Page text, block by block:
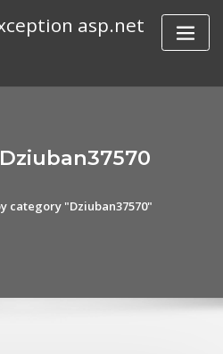
asp.net
category "Dziuban37570"